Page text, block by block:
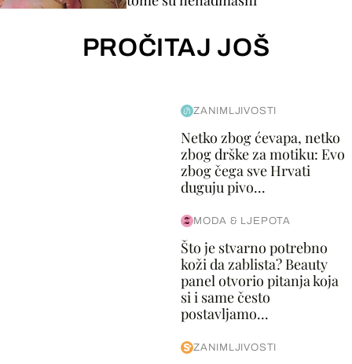
PROČITAJ JOŠ
ZANIMLJIVOSTI
Netko zbog ćevapa, netko
zbog drške za motiku: Evo
zbog čega sve Hrvati
duguju pivo...
MODA & LJEPOTA
Što je stvarno potrebno
koži da zablista? Beauty
panel otvorio pitanja koja
si i same često
postavljamo...
ZANIMLJIVOSTI